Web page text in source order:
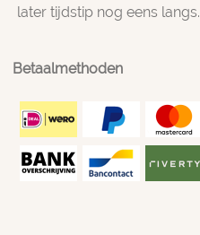
later tijdstip nog eens langs.
Betaalmethoden